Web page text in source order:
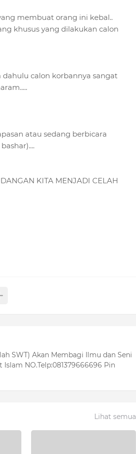
membuat orang ini kebal..
khusus yang dilakukan calon
calon korbannya sangat
atau sedang berbicara
KITA MENJADI CELAH
SWT) Akan Membagi Ilmu dan Seni
NO.Telp:081379666696 Pin
Lihat semua